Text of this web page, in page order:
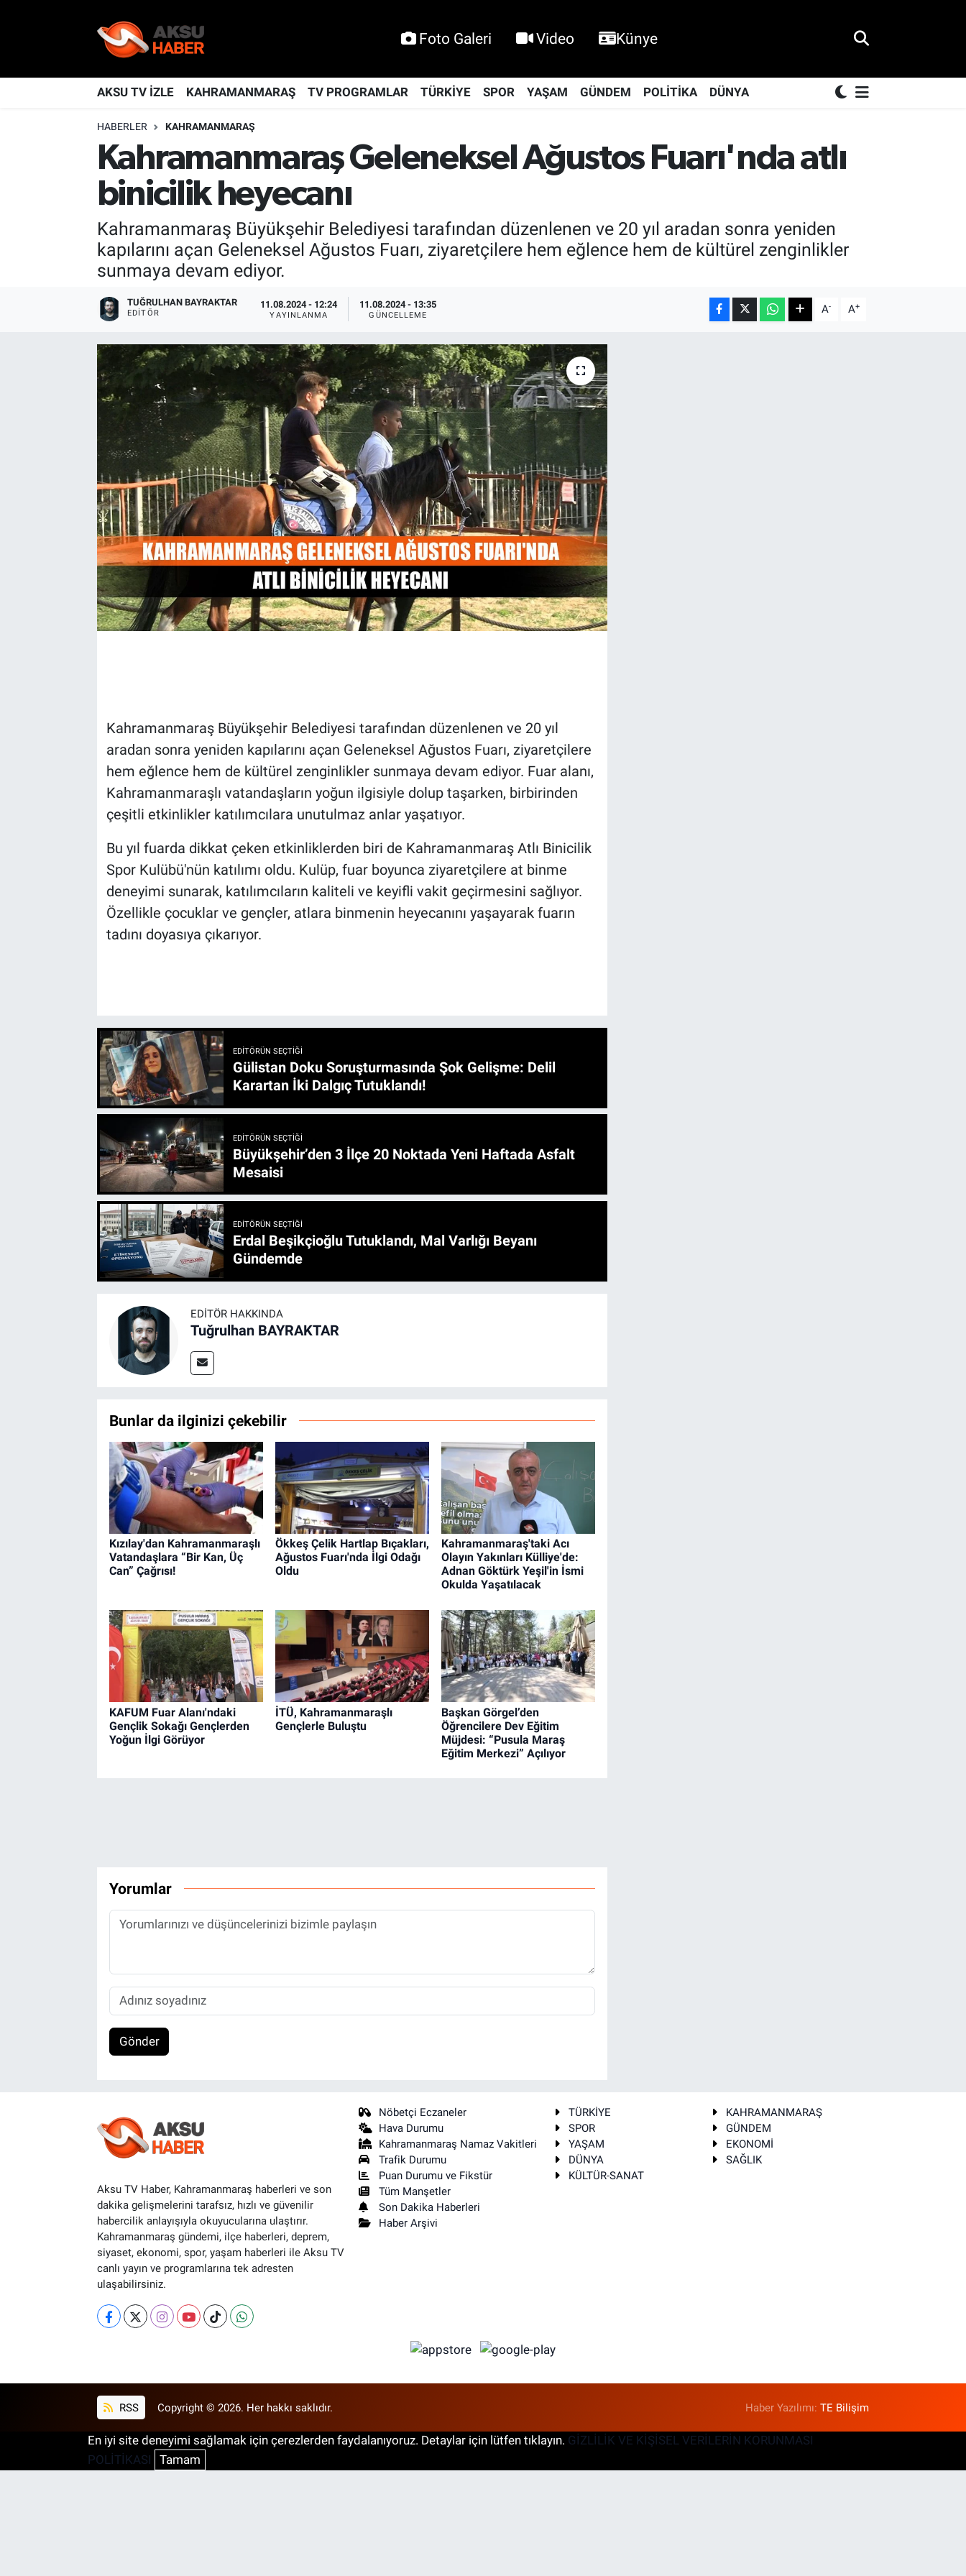
Foto Galeri Video Künye
AKSU TV İZLE KAHRAMANMARAŞ TV PROGRAMLAR TÜRKİYE SPOR YAŞAM GÜNDEM POLİTİKA DÜNYA
HABERLER KAHRAMANMARAŞ
Kahramanmaraş Geleneksel Ağustos Fuarı'nda atlı
binicilik heyecanı
Kahramanmaraş Büyükşehir Belediyesi tarafından düzenlenen ve 20 yıl aradan sonra yeniden
kapılarını açan Geleneksel Ağustos Fuarı, ziyaretçilere hem eğlence hem de kültürel zenginlikler
sunmaya devam ediyor.
TUĞRULHAN BAYRAKTAR
EDITÖR
11.08.2024 - 12:24
YAYINLANMA
11.08.2024 - 13:35
GÜNCELLEME A- A+
Kahramanmaraş Büyükşehir Belediyesi tarafından düzenlenen ve 20 yıl
aradan sonra yeniden kapılarını açan Geleneksel Ağustos Fuarı, ziyaretçilere
hem eğlence hem de kültürel zenginlikler sunmaya devam ediyor. Fuar alanı,
Kahramanmaraşlı vatandaşların yoğun ilgisiyle dolup taşarken, birbirinden
çeşitli etkinlikler katılımcılara unutulmaz anlar yaşatıyor.
Bu yıl fuarda dikkat çeken etkinliklerden biri de Kahramanmaraş Atlı Binicilik
Spor Kulübü'nün katılımı oldu. Kulüp, fuar boyunca ziyaretçilere at binme
deneyimi sunarak, katılımcıların kaliteli ve keyifli vakit geçirmesini sağlıyor.
Özellikle çocuklar ve gençler, atlara binmenin heyecanını yaşayarak fuarın
tadını doyasıya çıkarıyor.
EDITÖRÜN SEÇTIĞI
Gülistan Doku Soruşturmasında Şok Gelişme: Delil
Karartan İki Dalgıç Tutuklandı!
EDITÖRÜN SEÇTIĞI
Büyükşehir’den 3 İlçe 20 Noktada Yeni Haftada Asfalt
Mesaisi
EDITÖRÜN SEÇTIĞI
Erdal Beşikçioğlu Tutuklandı, Mal Varlığı Beyanı
Gündemde
EDITÖR HAKKINDA
Tuğrulhan BAYRAKTAR
Bunlar da ilginizi çekebilir
Kızılay'dan Kahramanmaraşlı
Vatandaşlara “Bir Kan, Üç
Can” Çağrısı!
Ökkeş Çelik Hartlap Bıçakları,
Ağustos Fuarı'nda İlgi Odağı
Oldu
Kahramanmaraş'taki Acı
Olayın Yakınları Külliye'de:
Adnan Göktürk Yeşil'in İsmi
Okulda Yaşatılacak
KAFUM Fuar Alanı'ndaki
Gençlik Sokağı Gençlerden
Yoğun İlgi Görüyor
İTÜ, Kahramanmaraşlı
Gençlerle Buluştu
Başkan Görgel’den
Öğrencilere Dev Eğitim
Müjdesi: “Pusula Maraş
Eğitim Merkezi” Açılıyor
Yorumlar
Gönder
Aksu TV Haber, Kahramanmaraş haberleri ve son
dakika gelişmelerini tarafsız, hızlı ve güvenilir
habercilik anlayışıyla okuyucularına ulaştırır.
Kahramanmaraş gündemi, ilçe haberleri, deprem,
siyaset, ekonomi, spor, yaşam haberleri ile Aksu TV
canlı yayın ve programlarına tek adresten
ulaşabilirsiniz.
Nöbetçi Eczaneler
Hava Durumu
Kahramanmaraş Namaz Vakitleri
Trafik Durumu
Puan Durumu ve Fikstür
Tüm Manşetler
Son Dakika Haberleri
Haber Arşivi
TÜRKİYE
KAHRAMANMARAŞ
SPOR
GÜNDEM
YAŞAM
EKONOMİ
DÜNYA
SAĞLIK
KÜLTÜR-SANAT
RSS Copyright © 2026. Her hakkı saklıdır. Haber Yazılımı:TE Bilişim
En iyi site deneyimi sağlamak için çerezlerden faydalanıyoruz. Detaylar için lütfen tıklayın. GİZLİLİK VE KİŞİSEL VERİLERİN KORUNMASI
POLİTİKASI
Tamam
KAHRAMANMARAŞ
KÜLTÜR-SANAT
TEKNOLOJİ
Nöbetçi Eczaneler
Hava Durumu
Kahramanmaraş Namaz Vakitleri
Trafik Durumu
TFF 2.Lig Kırmızı Grup Puan Durumu ve Fikstür
Tüm Manşetler
Son Dakika Haberleri
Haber Arşivi